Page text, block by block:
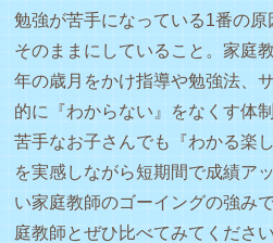
勉強が苦手になっている1番の
そのままにしていること。家庭
年の歳月をかけ指導や勉強法、
的に『わからない』をなくす体
苦手なお子さんでも『わかる楽
を実感しながら短期間で成績ア
い家庭教師のゴーイングの強み
庭教師とぜひ比べてみてください